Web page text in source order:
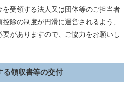
受領する法人又は団体等のご担当者
除の制度が円滑に運営されるよう、
がありますので、ご協力をお願いし
る領収書等の交付